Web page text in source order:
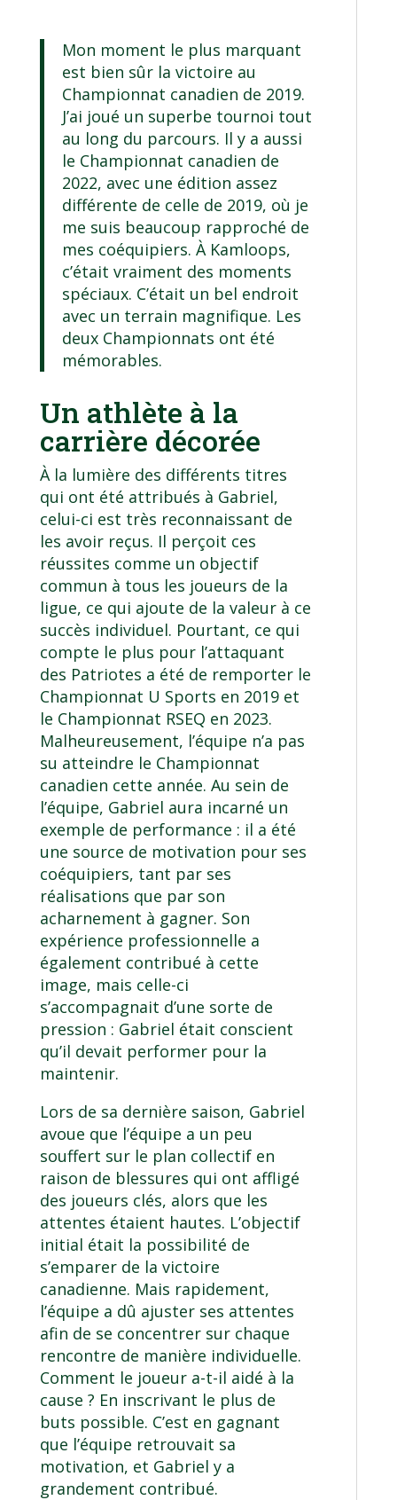
Mon moment le plus marquant
est bien sûr la victoire au
Championnat canadien de 2019.
J’ai joué un superbe tournoi tout
au long du parcours. Il y a aussi
le Championnat canadien de
2022, avec une édition assez
différente de celle de 2019, où je
me suis beaucoup rapproché de
mes coéquipiers. À Kamloops,
c’était vraiment des moments
spéciaux. C’était un bel endroit
avec un terrain magnifique. Les
deux Championnats ont été
mémorables.
Un athlète à la
carrière décorée
À la lumière des différents titres
qui ont été attribués à Gabriel,
celui-ci est très reconnaissant de
les avoir reçus. Il perçoit ces
réussites comme un objectif
commun à tous les joueurs de la
ligue, ce qui ajoute de la valeur à ce
succès individuel. Pourtant, ce qui
compte le plus pour l’attaquant
des Patriotes a été de remporter le
Championnat U Sports en 2019 et
le Championnat RSEQ en 2023.
Malheureusement, l’équipe n’a pas
su atteindre le Championnat
canadien cette année. Au sein de
l’équipe, Gabriel aura incarné un
exemple de performance : il a été
une source de motivation pour ses
coéquipiers, tant par ses
réalisations que par son
acharnement à gagner. Son
expérience professionnelle a
également contribué à cette
image, mais celle-ci
s’accompagnait d’une sorte de
pression : Gabriel était conscient
qu’il devait performer pour la
maintenir.
Lors de sa dernière saison, Gabriel
avoue que l’équipe a un peu
souffert sur le plan collectif en
raison de blessures qui ont affligé
des joueurs clés, alors que les
attentes étaient hautes. L’objectif
initial était la possibilité de
s’emparer de la victoire
canadienne. Mais rapidement,
l’équipe a dû ajuster ses attentes
afin de se concentrer sur chaque
rencontre de manière individuelle.
Comment le joueur a-t-il aidé à la
cause ? En inscrivant le plus de
buts possible. C’est en gagnant
que l’équipe retrouvait sa
motivation, et Gabriel y a
grandement contribué.